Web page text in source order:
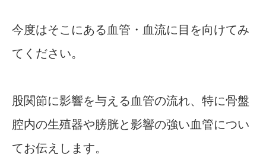
今度はそこにある血管・血流に目を向けてみ
てください。
股関節に影響を与える血管の流れ、特に骨盤
腔内の生殖器や膀胱と影響の強い血管につい
てお伝えします。